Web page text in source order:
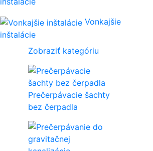
Vonkajšie
inštalácie
Zobraziť kategóriu
Prečerpávacie šachty
bez čerpadla